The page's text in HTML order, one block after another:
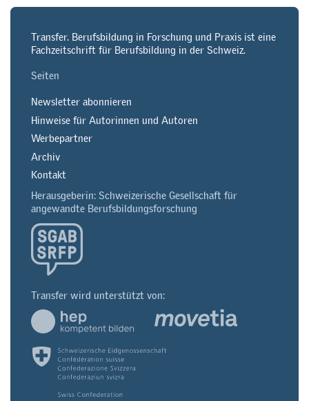
Transfer. Berufsbildung in Forschung und Praxis ist eine
Fachzeitschrift für Berufsbildung in der Schweiz.
Seiten
Newsletter abonnieren
Hinweise für Autorinnen und Autoren
Werbepartner
Archiv
Kontakt
Herausgeberin: Schweizerische Gesellschaft für
angewandte Berufsbildungsforschung
Transfer wird unterstützt von: